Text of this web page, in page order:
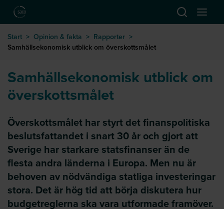
Hoppa till huvudinnehåll Öppna
Start > Opinion & fakta > Rapporter >
Samhällsekonomisk utblick om överskottsmålet
Samhällsekonomisk utblick om
överskottsmålet
Överskottsmålet har styrt det finanspolitiska
beslutsfattandet i snart 30 år och gjort att
Sverige har starkare statsfinanser än de
flesta andra länderna i Europa. Men nu är
behoven av nödvändiga statliga investeringar
stora. Det är hög tid att börja diskutera hur
budgetreglerna ska vara utformade framöver.